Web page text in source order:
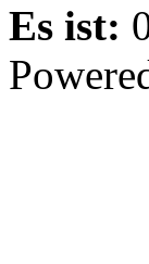
Es ist: